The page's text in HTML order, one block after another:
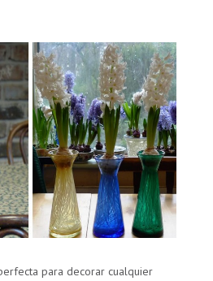
para decorar cualquier